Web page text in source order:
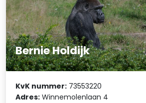
Bernie Holdijk
KvK nummer: 73553220
Adres: Winnemolenlaan 4